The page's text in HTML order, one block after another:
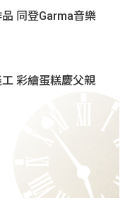
同登Garma音樂
彩繪蛋糕慶父親